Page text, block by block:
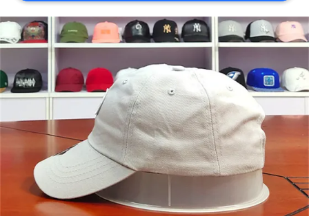
NACHRICHTEN
FÄLLE
PRIVACY
POLICY